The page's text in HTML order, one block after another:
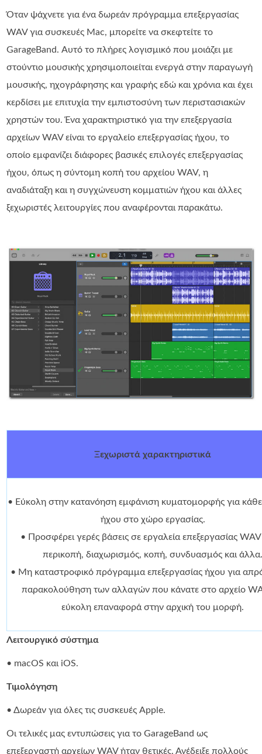
Όταν ψάχνετε για ένα δωρεάν πρόγραμμα επεξεργασίας
WAV για συσκευές Mac, μπορείτε να σκεφτείτε το
GarageBand. Αυτό το πλήρες λογισμικό που μοιάζει με
στούντιο μουσικής χρησιμοποιείται ενεργά στην παραγωγή
μουσικής, ηχογράφησης και γραφής εδώ και χρόνια και έχει
κερδίσει με επιτυχία την εμπιστοσύνη των περιστασιακών
χρηστών του. Ένα χαρακτηριστικό για την επεξεργασία
αρχείων WAV είναι το εργαλείο επεξεργασίας ήχου, το
οποίο εμφανίζει διάφορες βασικές επιλογές επεξεργασίας
ήχου, όπως η σύντομη κοπή του αρχείου WAV, η
αναδιάταξη και η συγχώνευση κομματιών ήχου και άλλες
ξεχωριστές λειτουργίες που αναφέρονται παρακάτω.
Ξεχωριστά χαρακτηριστικά
• Εύκολη στην κατανόηση εμφάνιση κυματομορφής για
ήχου στο χώρο εργασίας.
• Προσφέρει γερές βάσεις σε εργαλεία επεξεργασίας
περικοπή, διαχωρισμός, κοπή, συνδυασμός και
• Μη καταστροφικό πρόγραμμα επεξεργασίας ήχου για
παρακολούθηση των αλλαγών που κάνατε στο αρχείο
εύκολη επαναφορά στην αρχική του μορφή.
Λειτουργικό σύστημα
• macOS και iOS.
Τιμολόγηση
• Δωρεάν για όλες τις συσκευές Apple.
Οι τελικές μας εντυπώσεις για το GarageBand ως
επεξεργαστή αρχείων WAV ήταν θετικές. Ανέδειξε πολλούς